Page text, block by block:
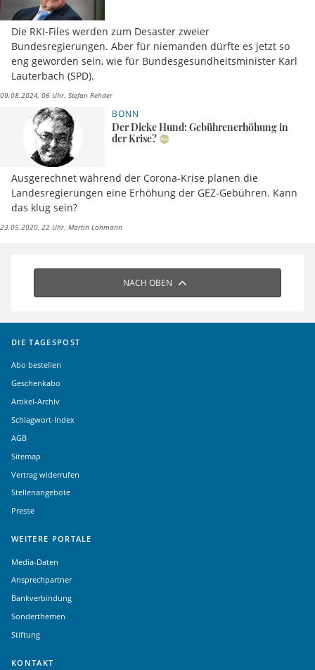
Die RKI-Files werden zum Desaster zweier
Bundesregierungen. Aber für niemanden dürfte es jetzt so
eng geworden sein, wie für Bundesgesundheitsminister Karl
Lauterbach (SPD).
09.08.2024, 06 Uhr Stefan Rehder
BONN
Der Dicke Hund: Gebührenerhöhung in
der Krise?
Ausgerechnet während der Corona-Krise planen die
Landesregierungen eine Erhöhung der GEZ-Gebühren. Kann
das klug sein?
23.05.2020, 22 Uhr Martin Lohmann
NACH OBEN
DIE TAGESPOST
Abo bestellen
Geschenkabo
Artikel-Archiv
Schlagwort-Index
AGB
Sitemap
Vertrag widerrufen
Stellenangebote
Presse
WEITERE PORTALE
Media-Daten
Ansprechpartner
Bankverbindung
Sonderthemen
Stiftung
KONTAKT